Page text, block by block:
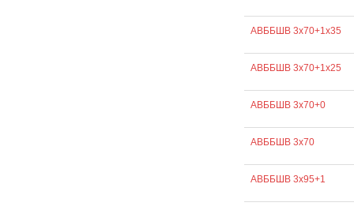
АВББШВ 3х70+1х35
АВББШВ 3х70+1х25
АВББШВ 3х70+0
АВББШВ 3х70
АВББШВ 3х95+1